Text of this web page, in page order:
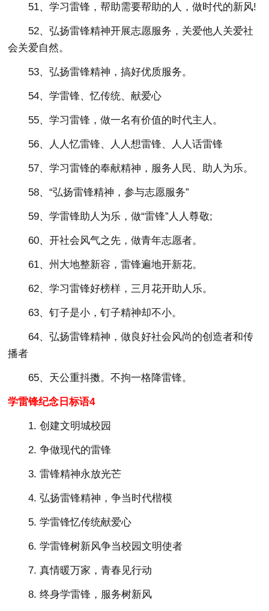
51、学习雷锋，帮助需要帮助的人，做时代的新风!
52、弘扬雷锋精神开展志愿服务，关爱他人关爱社
会关爱自然。
53、弘扬雷锋精神，搞好优质服务。
54、学雷锋、忆传统、献爱心
55、学习雷锋，做一名有价值的时代主人。
56、人人忆雷锋、人人想雷锋、人人话雷锋
57、学习雷锋的奉献精神，服务人民、助人为乐。
58、“弘扬雷锋精神，参与志愿服务”
59、学雷锋助人为乐，做“雷锋”人人尊敬;
60、开社会风气之先，做青年志愿者。
61、州大地整新容，雷锋遍地开新花。
62、学习雷锋好榜样，三月花开助人乐。
63、钉子是小，钉子精神却不小。
64、弘扬雷锋精神，做良好社会风尚的创造者和传
播者
65、天公重抖擞。不拘一格降雷锋。
学雷锋纪念日标语4
1. 创建文明城校园
2. 争做现代的雷锋
3. 雷锋精神永放光芒
4. 弘扬雷锋精神，争当时代楷模
5. 学雷锋忆传统献爱心
6. 学雷锋树新风争当校园文明使者
7. 真情暖万家，青春见行动
8. 终身学雷锋，服务树新风